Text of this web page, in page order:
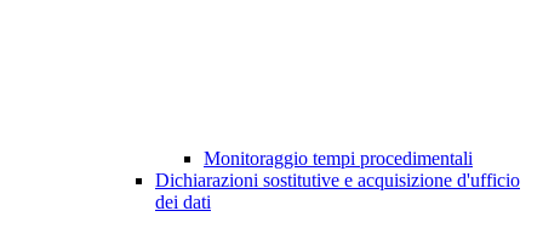
Monitoraggio tempi procedimentali
Dichiarazioni sostitutive e acquisizione d'ufficio
dei dati